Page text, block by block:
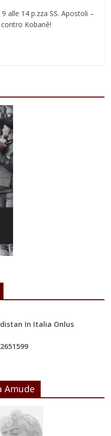
alle 14 p.zza SS. Apostoli –
Kobanê!
In Italia Onlus
Amude